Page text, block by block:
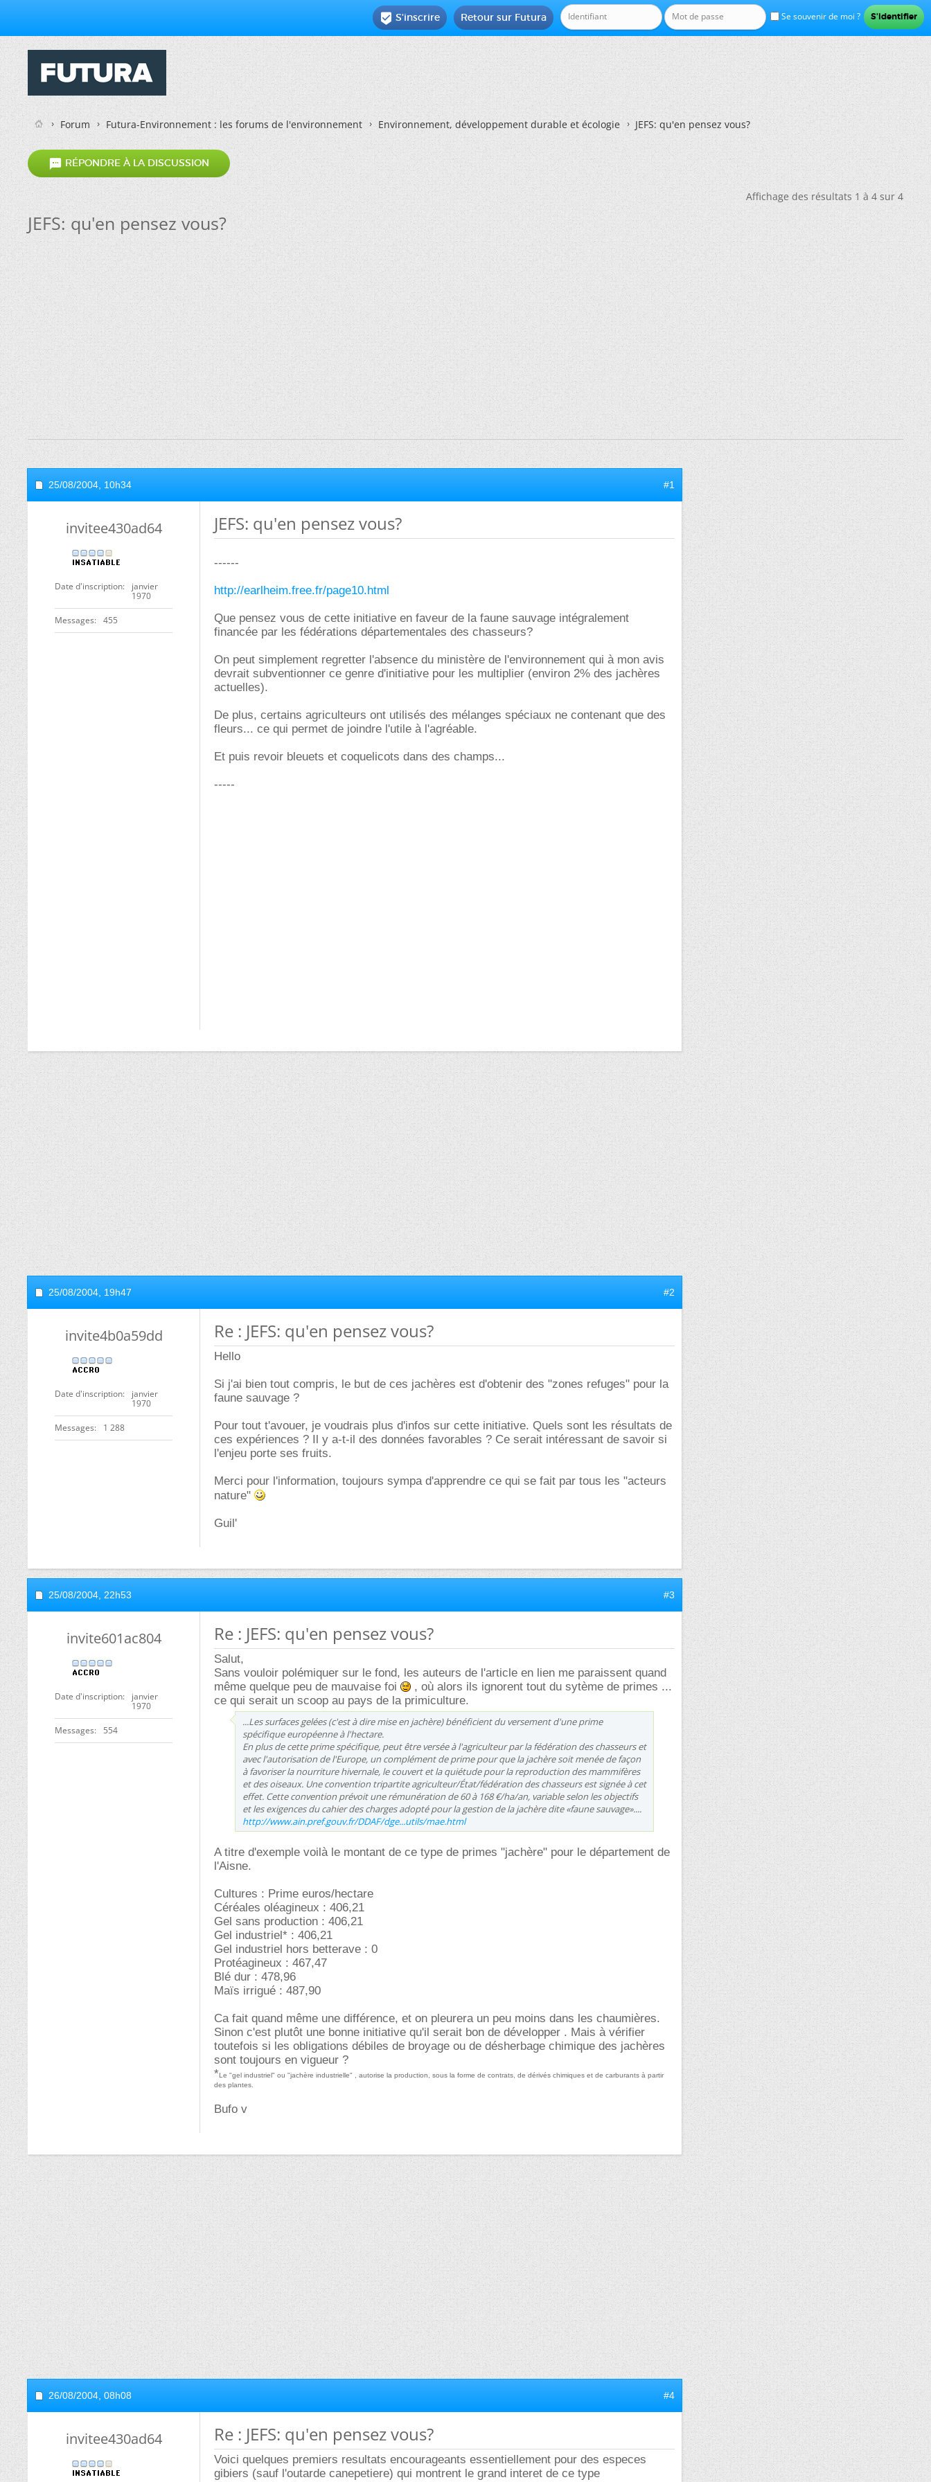
Se souvenir de moi ?
Retour sur Futura
 S'inscrire
Forum Futura-Environnement : les forums de l'environnement Environnement, développement durable et écologie JEFS: qu'en pensez vous?
 RÉPONDRE À LA DISCUSSION
Affichage des résultats 1 à 4 sur 4
JEFS: qu'en pensez vous?
25/08/2004, 10h34 #1
invitee430ad64
Date d'inscription
janvier
1970
Messages 455
JEFS: qu'en pensez vous?
------
http://earlheim.free.fr/page10.html
Que pensez vous de cette initiative en faveur de la faune sauvage intégralement
financée par les fédérations départementales des chasseurs?
On peut simplement regretter l'absence du ministère de l'environnement qui à mon avis
devrait subventionner ce genre d'initiative pour les multiplier (environ 2% des jachères
actuelles).
De plus, certains agriculteurs ont utilisés des mélanges spéciaux ne contenant que des
fleurs... ce qui permet de joindre l'utile à l'agréable.
Et puis revoir bleuets et coquelicots dans des champs...
-----
25/08/2004, 19h47 #2
invite4b0a59dd
Date d'inscription
janvier
1970
Messages 1 288
Re : JEFS: qu'en pensez vous?
Hello
Si j'ai bien tout compris, le but de ces jachères est d'obtenir des "zones refuges" pour la
faune sauvage ?
Pour tout t'avouer, je voudrais plus d'infos sur cette initiative. Quels sont les résultats de
ces expériences ? Il y a-t-il des données favorables ? Ce serait intéressant de savoir si
l'enjeu porte ses fruits.
Merci pour l'information, toujours sympa d'apprendre ce qui se fait par tous les "acteurs
nature"
Guil'
25/08/2004, 22h53 #3
invite601ac804
Date d'inscription
janvier
1970
Messages 554
Re : JEFS: qu'en pensez vous?
Salut,
Sans vouloir polémiquer sur le fond, les auteurs de l'article en lien me paraissent quand
même quelque peu de mauvaise foi
, où alors ils ignorent tout du sytème de primes ...
ce qui serait un scoop au pays de la primiculture.
...Les surfaces gelées (c'est à dire mise en jachère) bénéficient du versement d'une prime
spécifique européenne à l'hectare.
En plus de cette prime spécifique, peut être versée à l'agriculteur par la fédération des chasseurs et
avec l'autorisation de l'Europe, un complément de prime pour que la jachère soit menée de façon
à favoriser la nourriture hivernale, le couvert et la quiétude pour la reproduction des mammifères
et des oiseaux. Une convention tripartite agriculteur/État/fédération des chasseurs est signée à cet
effet. Cette convention prévoit une rémunération de 60 à 168 €/ha/an, variable selon les objectifs
et les exigences du cahier des charges adopté pour la gestion de la jachère dite «faune sauvage»....
http://www.ain.pref.gouv.fr/DDAF/dge...utils/mae.html
A titre d'exemple voilà le montant de ce type de primes "jachère" pour le département de
l'Aisne.
Cultures : Prime euros/hectare
Céréales oléagineux : 406,21
Gel sans production : 406,21
Gel industriel* : 406,21
Gel industriel hors betterave : 0
Protéagineux : 467,47
Blé dur : 478,96
Maïs irrigué : 487,90
Ca fait quand même une différence, et on pleurera un peu moins dans les chaumières.
Sinon c'est plutôt une bonne initiative qu'il serait bon de développer . Mais à vérifier
toutefois si les obligations débiles de broyage ou de désherbage chimique des jachères
sont toujours en vigueur ?
*Le "gel industriel" ou "jachère industrielle" , autorise la production, sous la forme de contrats, de dérivés chimiques et de carburants à partir
des plantes.
Bufo v
26/08/2004, 08h08 #4
invitee430ad64 Re : JEFS: qu'en pensez vous?
Voici quelques premiers resultats encourageants essentiellement pour des especes
gibiers (sauf l'outarde canepetiere) qui montrent le grand interet de ce type